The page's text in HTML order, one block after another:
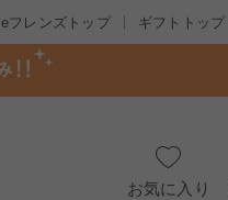
eフレンズトップ ギフトトップ
お気に入り